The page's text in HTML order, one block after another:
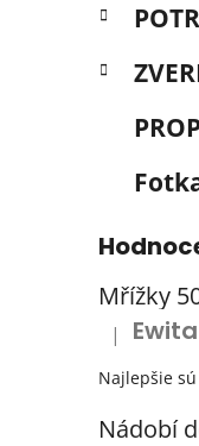
Mřížky
| Ewita
Najlepšie